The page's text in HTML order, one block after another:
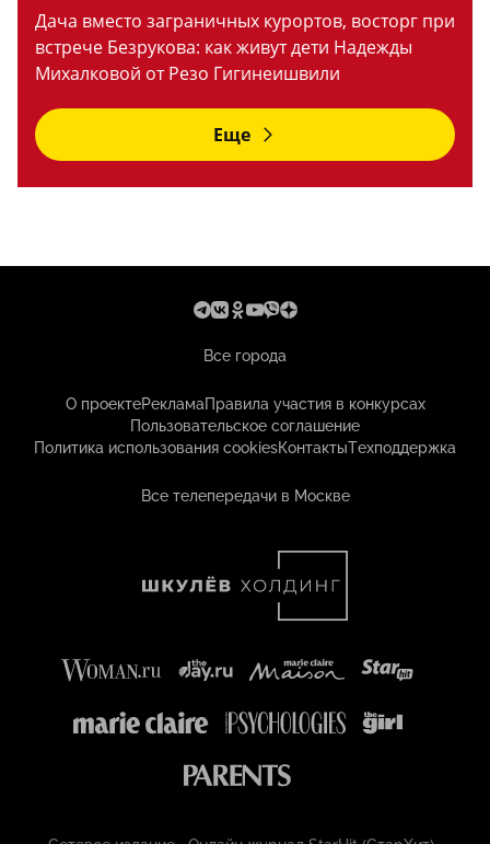
Дача вместо заграничных курортов, восторг при
встрече Безрукова: как живут дети Надежды
Михалковой от Резо Гигинеишвили
Еще
Все города
О проектеРекламаПравила участия в конкурсах
Пользовательское соглашение
Политика использования cookiesКонтактыТехподдержка
Все телепередачи в Москве